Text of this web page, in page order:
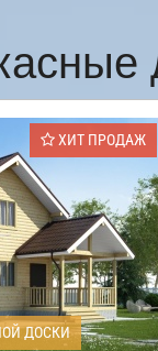
ХИТ ПРОДАЖ
ДОСКИ